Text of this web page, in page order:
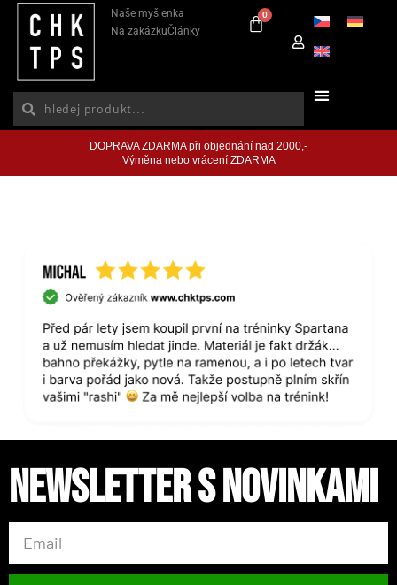
Naše myšlenka
Na zakázkuČlánky
0
DOPRAVA ZDARMA při objednání nad 2000,-
Výměna nebo vrácení ZDARMA
Newsletter s novinkami